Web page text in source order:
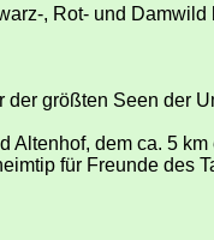
, Rot- und
größten Seen der
dem ca. 5
für Freunde des